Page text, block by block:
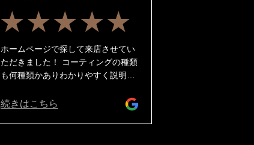
★★★★★
ホームページで探して来店させてい
ただきました！ コーティングの種類
も何種類かありわかりやすく説明し
真で撮ってみせてくださり安心して
続きはこちら